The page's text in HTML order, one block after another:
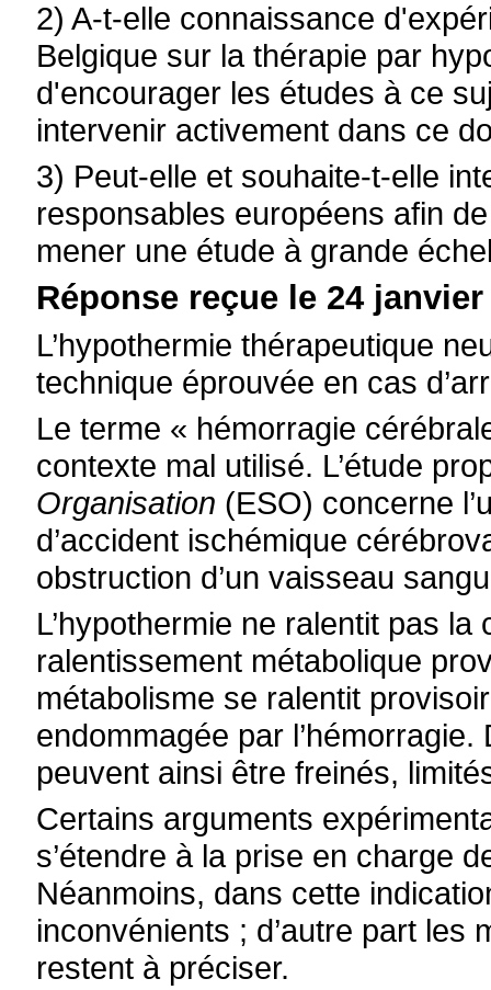
2) A-t-elle connaissance
Belgique sur la thérapie par
d'encourager les études à ce
intervenir activement dans ce
3) Peut-elle et souhaite-t-elle
responsables européens afin
mener une étude à grande
Réponse reçue le 24 janvier
L’hypothermie thérapeutique
technique éprouvée en cas
Le terme « hémorragie
contexte mal utilisé. L’étude
Organisation (ESO) concerne
d’accident ischémique
obstruction d’un vaisseau
L’hypothermie ne ralentit pas
ralentissement métabolique
métabolisme se ralentit
endommagée par
peuvent ainsi être freinés,
Certains arguments
s’étendre à la prise en charge
Néanmoins, dans cette
inconvénients ; d’autre part les
restent à préciser.